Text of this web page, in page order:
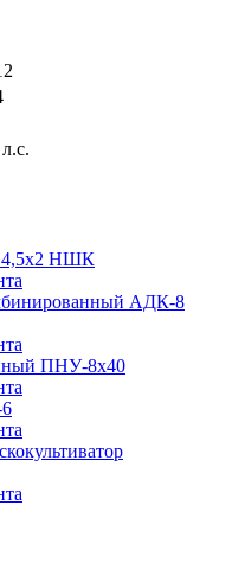
4,5х2 НШК
АДК-8
ПНУ-8х40